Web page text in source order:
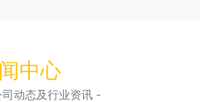
中心
动态及行业资讯 -